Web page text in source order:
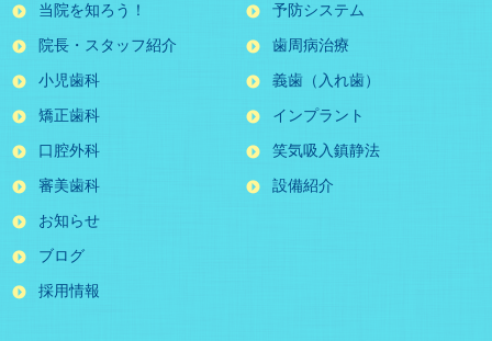
当院を知ろう！
院長・スタッフ紹介
予防システム
歯周病治療
小児歯科
矯正歯科
口腔外科
審美歯科
義歯（入れ歯）
インプラント
笑気吸入鎮静法
設備紹介
お知らせ
ブログ
採用情報